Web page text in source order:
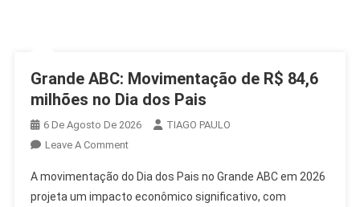
Grande ABC: Movimentação de R$ 84,6
milhões no Dia dos Pais
6 De Agosto De 2026
TIAGO PAULO
Leave A CommentOn
ABC:
Movimentação
A movimentação do Dia dos Pais no Grande ABC em 2026
projeta um impacto econômico significativo, com